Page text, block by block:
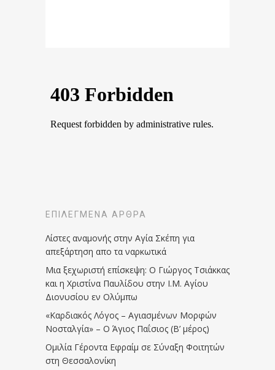
ΕΠΙΛΕΓΜΈΝΑ ΆΡΘΡΑ
Λίστες αναμονής στην Αγία Σκέπη για
απεξάρτηση απο τα ναρκωτικά
Μια ξεχωριστή επίσκεψη: Ο Γιώργος Τσιάκκας
και η Χριστίνα Παυλίδου στην Ι.Μ. Αγίου
Διονυσίου εν Ολύμπω
«Καρδιακός Λόγος – Αγιασμένων Μορφών
Νοσταλγία» – Ο Άγιος Παΐσιος (Β’ μέρος)
Ομιλία Γέροντα Εφραίμ σε Σύναξη Φοιτητών
στη Θεσσαλονίκη